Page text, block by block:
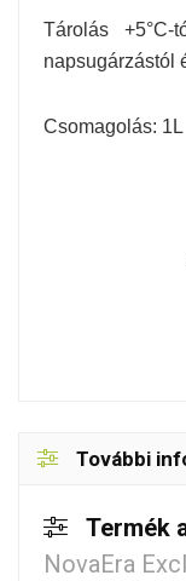
Tárolás
napsugárzástól
Csomagolás: 1L
További
Termék
NovaEra